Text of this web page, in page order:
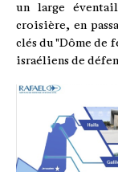
un large
croisière, en
clés du "Dôme de
israéliens de